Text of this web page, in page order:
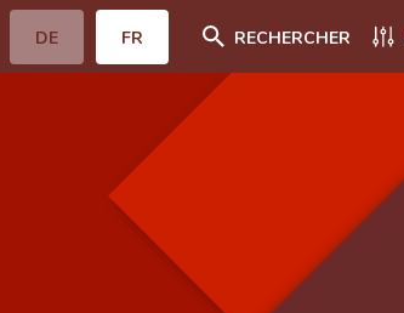
DE FR RECHERCHER